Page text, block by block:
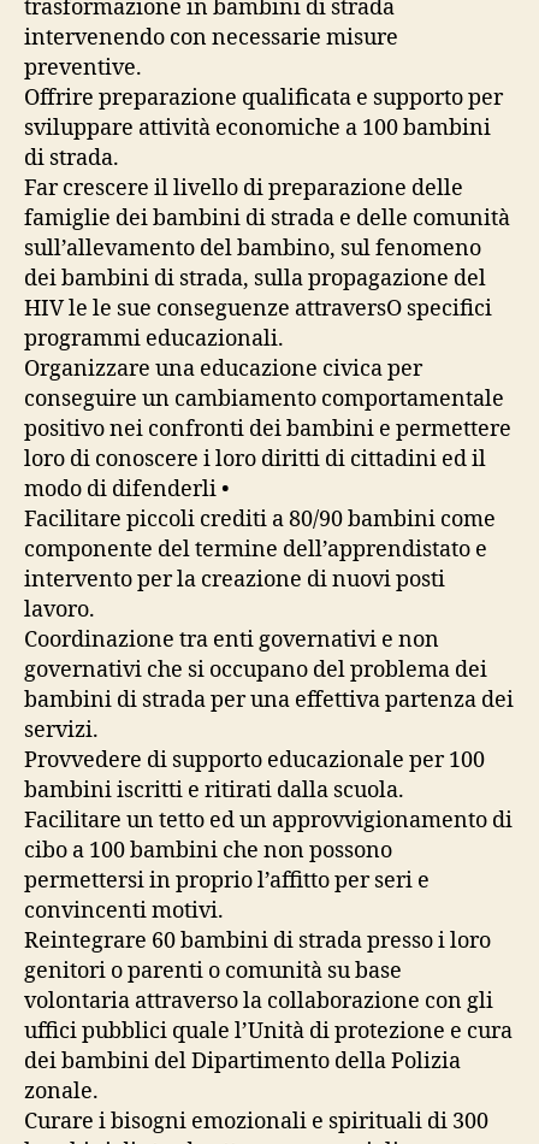
trasformazione in bambini di strada
intervenendo con necessarie misure
preventive.
Offrire preparazione qualificata e supporto per
sviluppare attività economiche a 100 bambini
di strada.
Far crescere il livello di preparazione delle
famiglie dei bambini di strada e delle comunità
sull’allevamento del bambino, sul fenomeno
dei bambini di strada, sulla propagazione del
HIV le le sue conseguenze attraversO specifici
programmi educazionali.
Organizzare una educazione civica per
conseguire un cambiamento comportamentale
positivo nei confronti dei bambini e permettere
loro di conoscere i loro diritti di cittadini ed il
modo di difenderli •
Facilitare piccoli crediti a 80/90 bambini come
componente del termine dell’apprendistato e
intervento per la creazione di nuovi posti
lavoro.
Coordinazione tra enti governativi e non
governativi che si occupano del problema dei
bambini di strada per una effettiva partenza dei
servizi.
Provvedere di supporto educazionale per 100
bambini iscritti e ritirati dalla scuola.
Facilitare un tetto ed un approvvigionamento di
cibo a 100 bambini che non possono
permettersi in proprio l’affitto per seri e
convincenti motivi.
Reintegrare 60 bambini di strada presso i loro
genitori o parenti o comunità su base
volontaria attraverso la collaborazione con gli
uffici pubblici quale l’Unità di protezione e cura
dei bambini del Dipartimento della Polizia
zonale.
Curare i bisogni emozionali e spirituali di 300